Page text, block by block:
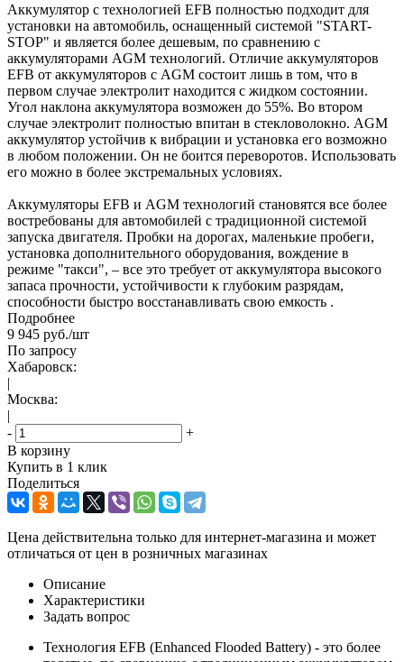
Аккумулятор с технологией EFB полностью подходит для
установки на автомобиль, оснащенный системой "START-
STOP" и является более дешевым, по сравнению с
аккумуляторами AGM технологий. Отличие аккумуляторов
EFB от аккумуляторов с AGM состоит лишь в том, что в
первом случае электролит находится с жидком состоянии.
Угол наклона аккумулятора возможен до 55%. Во втором
случае электролит полностью впитан в стекловолокно. AGM
аккумулятор устойчив к вибрации и установка его возможно
в любом положении. Он не боится переворотов. Использовать
его можно в более экстремальных условиях.
Аккумуляторы EFB и AGM технологий становятся все более
востребованы для автомобилей с традиционной системой
запуска двигателя. Пробки на дорогах, маленькие пробеги,
установка дополнительного оборудования, вождение в
режиме "такси", – все это требует от аккумулятора высокого
запаса прочности, устойчивости к глубоким разрядам,
способности быстро восстанавливать свою емкость .
Подробнее
9 945 руб./шт
По запросу
Хабаровск:
|
Москва:
|
-
+
В корзину
Купить в 1 клик
Поделиться
Цена действительна только для интернет-магазина и может
отличаться от цен в розничных магазинах
Описание
Характеристики
Задать вопрос
Технология EFB (Enhanced Flooded Battery) - это более